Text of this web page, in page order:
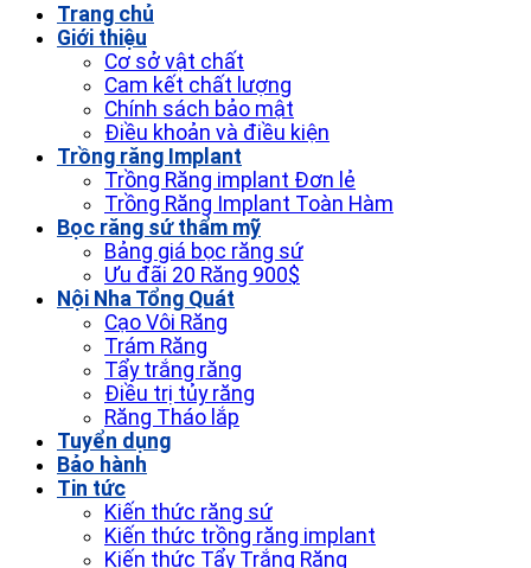
Trang chủ
Giới thiệu
Cơ sở vật chất
Cam kết chất lượng
Chính sách bảo mật
Điều khoản và điều kiện
Trồng răng Implant
Trồng Răng implant Đơn lẻ
Trồng Răng Implant Toàn Hàm
Bọc răng sứ thẩm mỹ
Bảng giá bọc răng sứ
Ưu đãi 20 Răng 900$
Nội Nha Tổng Quát
Cạo Vôi Răng
Trám Răng
Tẩy trắng răng
Điều trị tủy răng
Răng Tháo lắp
Tuyển dụng
Bảo hành
Tin tức
Kiến thức răng sứ
Kiến thức trồng răng implant
Kiến thức Tẩy Trắng Răng